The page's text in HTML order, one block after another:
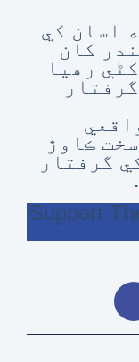
کي
کان
رھيا
ڪاوڙ
گرفتار
Support